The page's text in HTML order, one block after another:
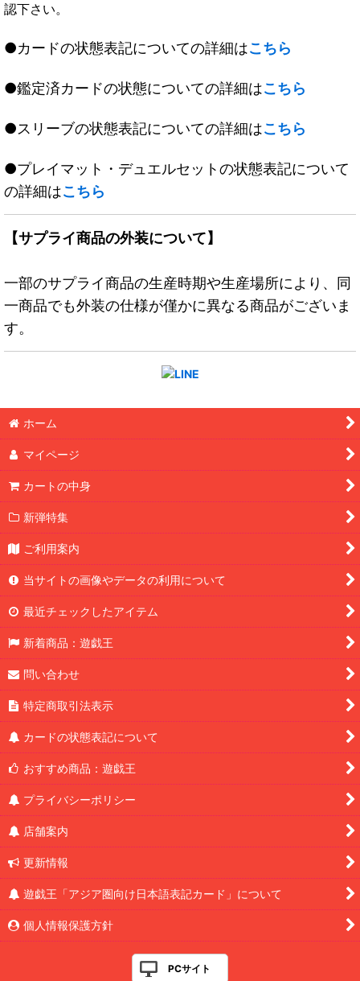
認下さい。
●カードの状態表記についての詳細はこちら
●鑑定済カードの状態についての詳細はこちら
●スリーブの状態表記についての詳細はこちら
●プレイマット・デュエルセットの状態表記について
の詳細はこちら
【サプライ商品の外装について】
一部のサプライ商品の生産時期や生産場所により、同
一商品でも外装の仕様が僅かに異なる商品がございま
す。
ホーム
マイページ
カートの中身
新弾特集
ご利用案内
当サイトの画像やデータの利用について
最近チェックしたアイテム
新着商品：遊戯王
問い合わせ
特定商取引法表示
カードの状態表記について
おすすめ商品：遊戯王
プライバシーポリシー
店舗案内
更新情報
遊戯王「アジア圏向け日本語表記カード」について
個人情報保護方針
PCサイト